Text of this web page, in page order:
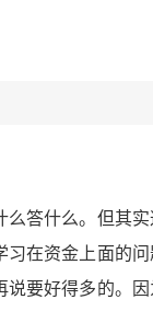
么答什么。但其
习在资金上面的
说要好得多的。因